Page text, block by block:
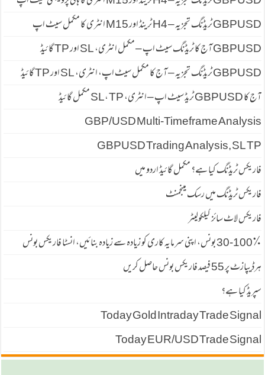
GBPUSD ٹریڈنگ تجزیہ – H4 ٹرینڈ اور M15 انٹری کا مکمل سیٹ اپ
GBPUSD آج کا ٹریڈنگ سیٹ اپ – مکمل انٹری، SL اور TP گائیڈ
GBPUSD ٹریڈنگ تجزیہ – آج کا مکمل سیٹ اپ، انٹری، SL اور TP گائیڈ
آج کا GBPUSD ٹریڈ سیٹ اپ – انٹری، SL، TP مکمل گائیڈ
GBP/USD Multi-Timeframe Analysis
GBPUSD Trading Analysis, SL TP
فاریکس ٹریڈنگ کیا ہے؟ مکمل گائیڈ اردو میں
فاریکس ٹریڈنگ میں رسک مینجمنٹ
فاریکس لاٹ سائز کیلکولیٹر
30-100٪ بونس، اپنی سرمایہ کاری کو زیادہ سے زیادہ بنائیں، انسٹا فاریکس بونس
ہرڈیپازٹ پر 55 فیصد فاریكس بونس حاصل كریں
سپریڈ كیا ہے؟
Today Gold Intraday Trade Signal
Today EUR/USD Trade Signal